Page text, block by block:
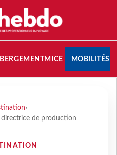
MICE MOBILITÉS
›
de production